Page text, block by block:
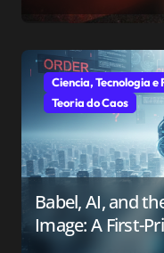
Ciencia, Tecnologia e
Teoria do Caos
Babel, AI, and
Image: A First-